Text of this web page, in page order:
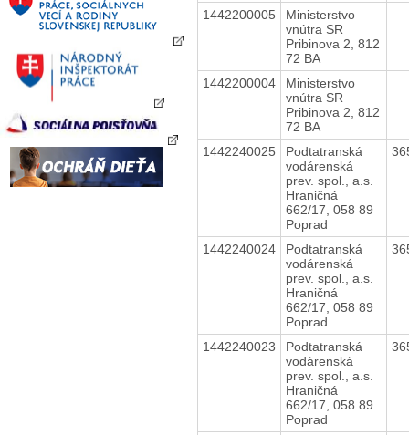
1442200005
Ministerstvo
vnútra SR
Pribinova 2, 812
72 BA
1442200004
Ministerstvo
vnútra SR
Pribinova 2, 812
72 BA
1442240025
Podtatranská
vodárenská
prev. spol., a.s.
Hraničná
662/17, 058 89
Poprad
1442240024
Podtatranská
vodárenská
prev. spol., a.s.
Hraničná
662/17, 058 89
Poprad
1442240023
Podtatranská
vodárenská
prev. spol., a.s.
Hraničná
662/17, 058 89
Poprad